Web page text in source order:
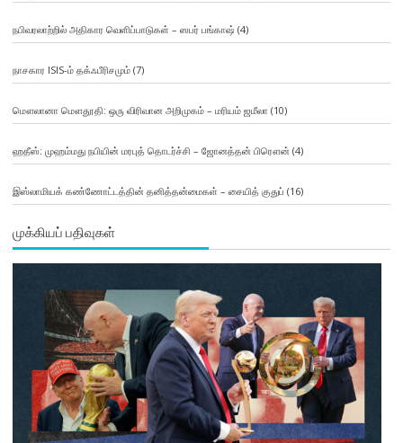
நபிவரலாற்றில் அதிகார வெளிப்பாடுகள் – ஸபர் பங்காஷ் (4)
நாசகார ISIS-ம் தக்ஃபீரிசமும்(7)
மௌலானா மௌதூதி: ஒரு விரிவான அறிமுகம் – மரியம் ஜமீலா (10)
ஹதீஸ்: முஹம்மது நபியின் மரபுத் தொடர்ச்சி – ஜோனத்தன் பிரௌன் (4)
இஸ்லாமியக் கண்ணோட்டத்தின் தனித்தன்மைகள் – சையித் குதுப் (16)
முக்கியப் பதிவுகள்